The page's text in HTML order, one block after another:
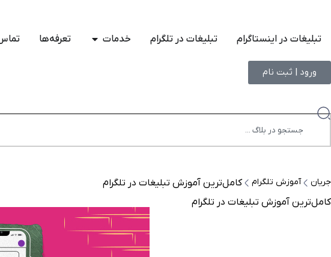
تبلیغات در اینستاگرام تبلیغات در تلگرام خدمات تعرفه‌ها
ورود | ثبت نام
جریان آموزش تلگرام
کامل‌ترین آموزش تبلیغات در تلگرام
کامل‌ترین آموزش تبلیغات در تلگرام